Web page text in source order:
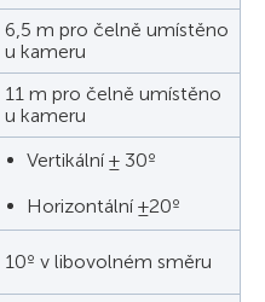
6,5 m pro čelně umístěno
u kameru
11 m pro čelně umístěno
u kameru
Vertikální ± 30º
Horizontální ±20º
10º v libovolném směru